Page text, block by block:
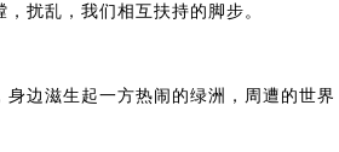
扰乱，我们相互扶持的脚步。
边滋生起一方热闹的绿洲，周遭的世界